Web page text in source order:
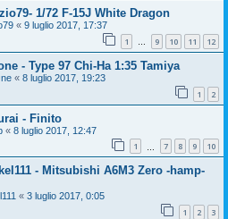
1/72 F-15J White Dragon
« 9 luglio 2017, 17:37
1 … 9 10 11 12
- Type 97 Chi-Ha 1:35 Tamiya
« 8 luglio 2017, 19:23
1 2
- Finito
« 8 luglio 2017, 12:47
1 7 8 9 10
- Mitsubishi A6M3 Zero -hamp-
« 3 luglio 2017, 0:05
1 2 3